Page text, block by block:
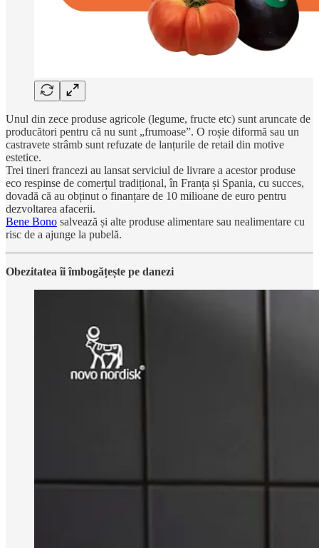
Unul din zece produse agricole (legume, fructe etc) sunt aruncate de
producători pentru că nu sunt „frumoase”. O roșie diformă sau un
castravete strâmb sunt refuzate de lanțurile de retail din motive
estetice.
Trei tineri francezi au lansat serviciul de livrare a acestor produse
eco respinse de comerțul tradițional, în Franța și Spania, cu succes,
dovadă că au obținut o finanțare de 10 milioane de euro pentru
dezvoltarea afacerii.
Bene Bono salvează și alte produse alimentare sau nealimentare cu
risc de a ajunge la pubelă.
Obezitatea îi îmbogățește pe danezi